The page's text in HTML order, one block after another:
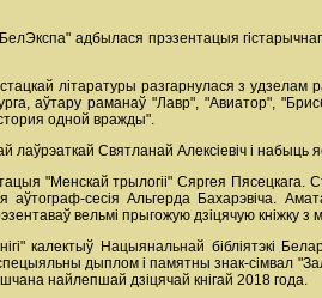
адбылася прэзентацыя
літаратуры разгарнулася з удзелам
аўтару раманаў "Лавр", "Авиатор",
одной вражды".
лаўрэаткай Святланай Алексіевіч і набыць
"Менскай трылогіі" Сяргея
сесія Альгерда Бахарэвіча.
вельмі прыгожую дзіцячую кніжку з
калектыў Нацыянальнай бібліятэкі
дыплом і памятны знак-сімвал
найлепшай дзіцячай кнігай 2018 года.